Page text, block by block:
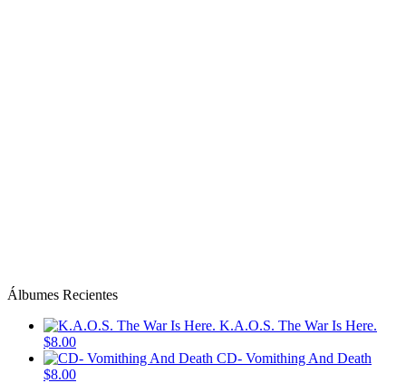
Álbumes Recientes
K.A.O.S. The War Is Here.
$8.00
CD- Vomithing And Death
$8.00